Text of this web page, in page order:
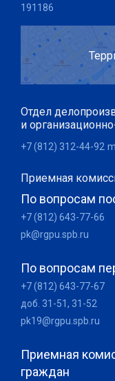
191186
Отдел
и
+7 (812) 312-44-92
Приемная
По вопросам
+7 (812) 643-77-66
pk@rgpu.spb.ru
По вопросам
+7 (812) 643-77-67
доб. 31-51, 31-52
pk19@rgpu.spb.ru
Приемная
граждан